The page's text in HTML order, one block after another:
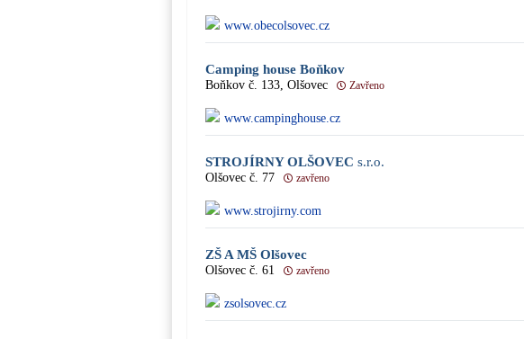
www.obecolsovec.cz
Camping house Boňkov
Boňkov č. 133, Olšovec Zavřeno
www.campinghouse.cz
STROJÍRNY OLŠOVEC s.r.o.
Olšovec č. 77 zavřeno
www.strojirny.com
ZŠ A MŠ Olšovec
Olšovec č. 61 zavřeno
zsolsovec.cz